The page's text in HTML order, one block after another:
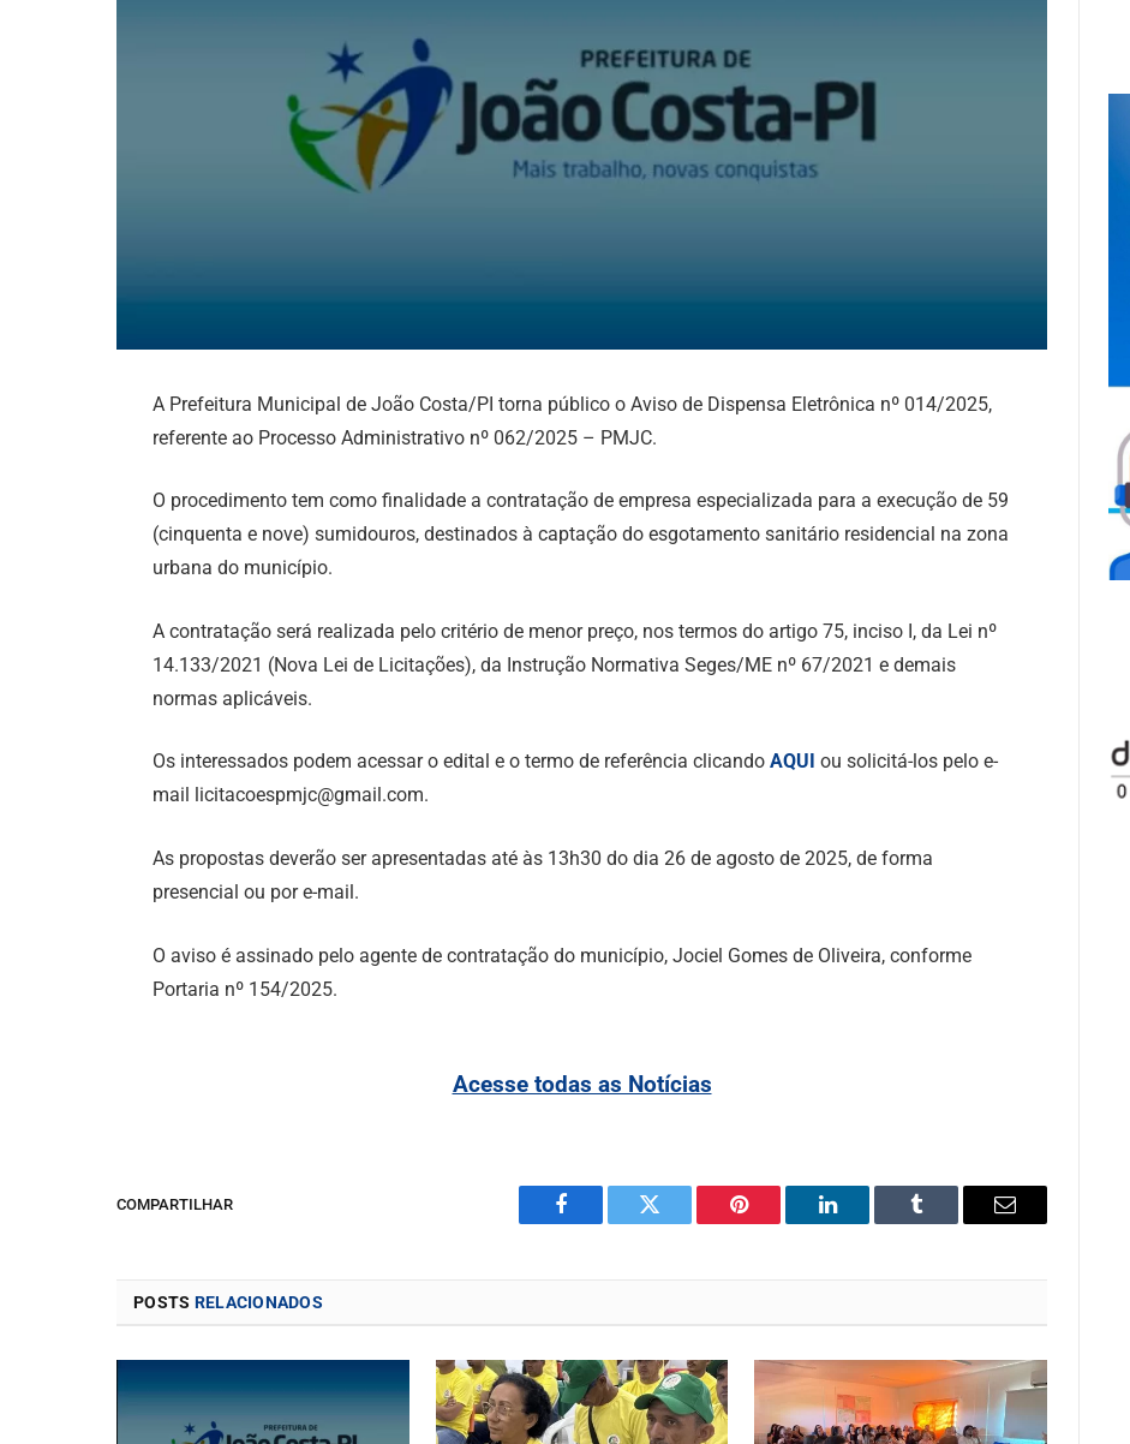
A Prefeitura Municipal de João Costa/PI torna público o Aviso de Dispensa Eletrônica nº 014/2025,
referente ao Processo Administrativo nº 062/2025 – PMJC.
O procedimento tem como finalidade a contratação de empresa especializada para a execução de 59
(cinquenta e nove) sumidouros, destinados à captação do esgotamento sanitário residencial na zona
urbana do município.
A contratação será realizada pelo critério de menor preço, nos termos do artigo 75, inciso I, da Lei nº
14.133/2021 (Nova Lei de Licitações), da Instrução Normativa Seges/ME nº 67/2021 e demais
normas aplicáveis.
Os interessados podem acessar o edital e o termo de referência clicandoAQUIou solicitá-los pelo e-
mail licitacoespmjc@gmail.com.
As propostas deverão ser apresentadas até às 13h30 do dia 26 de agosto de 2025, de forma
presencial ou por e-mail.
O aviso é assinado pelo agente de contratação do município, Jociel Gomes de Oliveira, conforme
Portaria nº 154/2025.
Acesse todas as Notícias
COMPARTILHAR
Facebook Twitter Pinterest LinkedIn Tumblr Email
POSTS RELACIONADOS